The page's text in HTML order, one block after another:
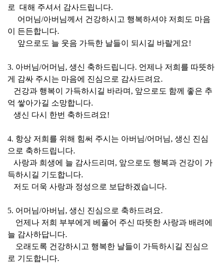
로 대해 주셔서 감사드립니다.
어머님/아버님께서 건강하시고 행복하셔야 저희도 마음
이 든든합니다.
앞으로도 늘 웃음 가득한 날들이 되시길 바랄게요!
3. 아버님/어머님, 생신 축하드립니다. 언제나 저희를 따뜻하
게 감싸 주시는 마음에 진심으로 감사드려요.
건강과 행복이 가득하시길 바라며, 앞으로도 함께 좋은 추
억 쌓아가길 소망합니다.
생신 다시 한번 축하드려요!
4. 항상 저희를 위해 힘써 주시는 아버님/어머님, 생신 진심
으로 축하드립니다.
사랑과 희생에 늘 감사드리며, 앞으로도 행복과 건강이 가
득하시길 기도합니다.
저도 더욱 사랑과 정성으로 보답하겠습니다.
5. 어머님/아버님, 생신 진심으로 축하드려요.
언제나 저희 부부에게 베풀어 주신 따뜻한 사랑과 배려에
늘 감사하답니다.
오래도록 건강하시고 행복한 날들이 가득하시길 진심으
로 기도합니다.